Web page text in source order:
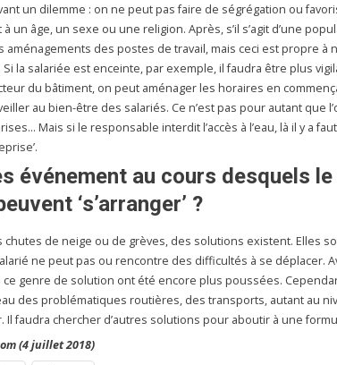
un dilemme : on ne peut pas faire de ségrégation ou
un âge, un sexe ou une religion. Après, s’il s’agit d’une
aménagements des postes de travail, mais ceci est propre à
la salariée est enceinte, par exemple, il faudra être plus
du bâtiment, on peut aménager les horaires en
au bien-être des salariés. Ce n’est pas pour autant que
Mais si le responsable interdit l’accès à l’eau, là il y a
événement au cours desquels
‘s’arranger’ ?
chutes de neige ou de grèves, des solutions existent. Elles
ne peut pas ou rencontre des difficultés à se déplacer.
ce genre de solution ont été encore plus poussées.
des problématiques routières, des transports, autant au
Il faudra chercher d’autres solutions pour aboutir à une
(4 juillet 2018)